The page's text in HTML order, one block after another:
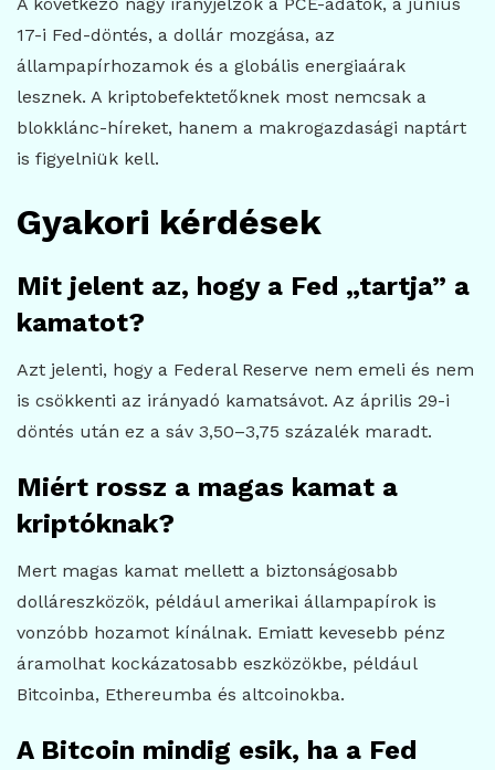
17-i Fed-döntés, a dollár mozgása, az
állampapírhozamok és a globális energiaárak
lesznek. A kriptobefektetőknek most nemcsak a
blokklánc-híreket, hanem a makrogazdasági naptárt
is figyelniük kell.
Gyakori kérdések
Mit jelent az, hogy a Fed „tartja” a
kamatot?
Azt jelenti, hogy a Federal Reserve nem emeli és nem
is csökkenti az irányadó kamatsávot. Az április 29-i
döntés után ez a sáv 3,50–3,75 százalék maradt.
Miért rossz a magas kamat a
kriptóknak?
Mert magas kamat mellett a biztonságosabb
dolláreszközök, például amerikai állampapírok is
vonzóbb hozamot kínálnak. Emiatt kevesebb pénz
áramolhat kockázatosabb eszközökbe, például
Bitcoinba, Ethereumba és altcoinokba.
A Bitcoin mindig esik, ha a Fed